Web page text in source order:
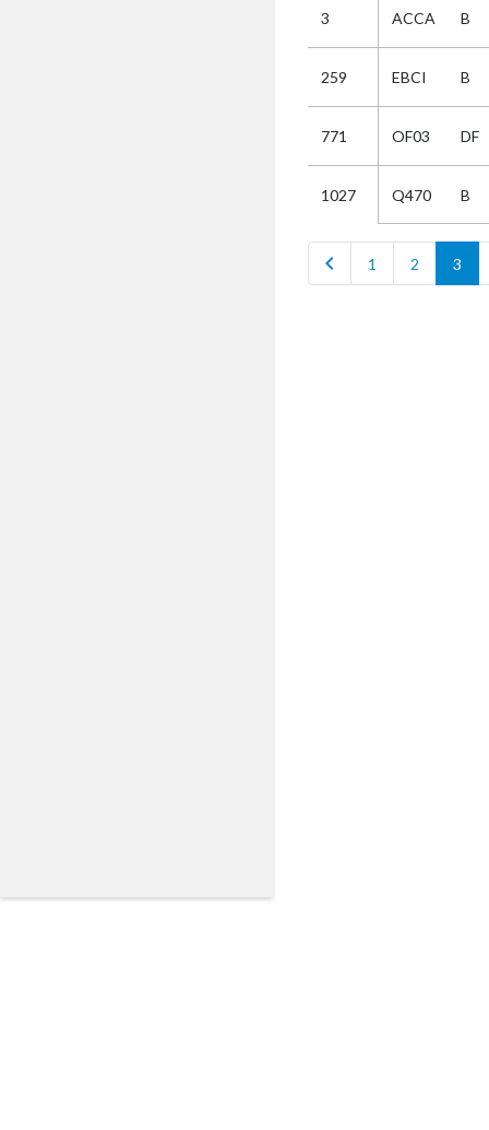
3 ACCA B
259 EBCI B
771 OF03 DF
1027 Q470 B
chevron_left 1 2 3